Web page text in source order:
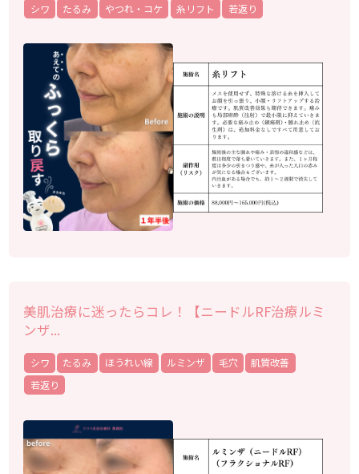
シワ たるみ やつれ・コケ 糸リフト 若返り
美肌治療に迷ったらコレ！【ニードルRF治療ルミ
ンザ...
シワ たるみ ほうれい線 ルミンザ 毛穴
肌質改善
若返り